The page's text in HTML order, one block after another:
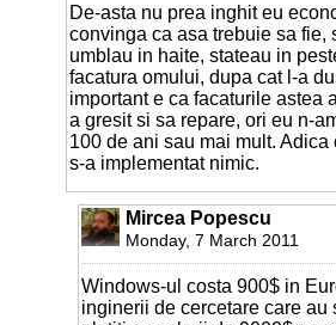
De-asta nu prea inghit eu
convinga ca asa trebuie sa fie,
umblau in haite, stateau in
facatura omului, dupa cat l-a
important e ca facaturile astea
a gresit si sa repare, ori eu n-
100 de ani sau mai mult.
s-a implementat nimic.
Mircea Popescu
Monday, 7 March 2011
Windows-ul costa 900$ in
inginerii de cercetare care